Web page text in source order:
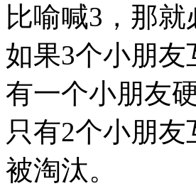
比喻喊3，那
如果3个小朋
有一个小朋友
只有2个小朋
被淘汰。